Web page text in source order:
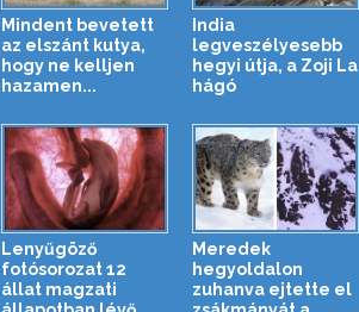
Mindent bevetett
az elszánt kutya,
hogy ne kelljen
hazamen...
India
legveszélyesebb
hegyi útja, a Zoji La
hágó
Lenyűgöző
fotósorozat 12
állat magzati
Meredek
hegyoldalon
zuhanva ejtette el